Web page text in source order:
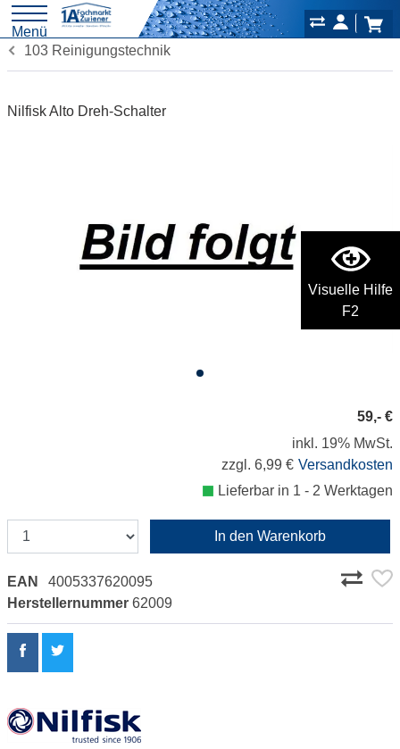
Visuelle Hilfe
F2
Menü
103 Reinigungstechnik
Nilfisk Alto Dreh-Schalter
59,- €
inkl. 19% MwSt.
zzgl. 6,99 € Versandkosten
Lieferbar in 1 - 2 Werktagen
In den Warenkorb
EAN
4005337620095
Herstellernummer 62009